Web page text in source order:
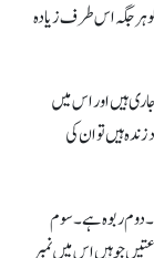
ہر جگہ اس طرف زیادہ
ہیں اور اس میں
ہیں تو ان کی
دوم ربوہ ہے۔ سوم